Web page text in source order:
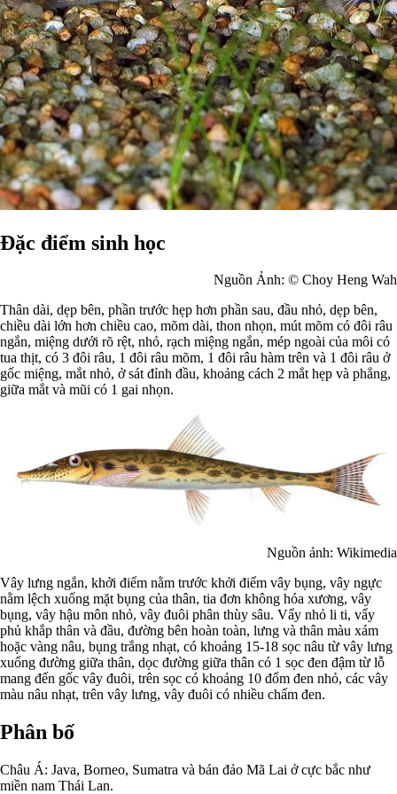
Đặc điểm sinh học
Nguồn Ảnh: © Choy Heng Wah
Thân dài, dẹp bên, phần trước hẹp hơn phần sau, đầu nhỏ, dẹp bên,
chiều dài lớn hơn chiều cao, mõm dài, thon nhọn, mút mõm có đôi râu
ngắn, miệng dưới rõ rệt, nhỏ, rạch miệng ngắn, mép ngoài của môi có
tua thịt, có 3 đôi râu, 1 đôi râu mõm, 1 đôi râu hàm trên và 1 đôi râu ở
gốc miệng, mắt nhỏ, ở sát đỉnh đầu, khoảng cách 2 mắt hẹp và phẳng,
giữa mắt và mũi có 1 gai nhọn.
Nguồn ảnh: Wikimedia
Vây lưng ngắn, khởi điểm nằm trước khởi điểm vây bụng, vây ngực
nằm lệch xuống mặt bụng của thân, tia đơn không hóa xương, vây
bụng, vây hậu môn nhỏ, vây đuôi phân thùy sâu. Vẩy nhỏ li ti, vẩy
phủ khắp thân và đầu, đường bên hoàn toàn, lưng và thân màu xám
hoặc vàng nâu, bụng trắng nhạt, có khoảng 15-18 sọc nâu từ vây lưng
xuống đường giữa thân, dọc đường giữa thân có 1 sọc đen đậm từ lỗ
mang đến gốc vây đuôi, trên sọc có khoảng 10 đốm đen nhỏ, các vây
màu nâu nhạt, trên vây lưng, vây đuôi có nhiều chấm đen.
Phân bố
Châu Á: Java, Borneo, Sumatra và bán đảo Mã Lai ở cực bắc như
miền nam Thái Lan.